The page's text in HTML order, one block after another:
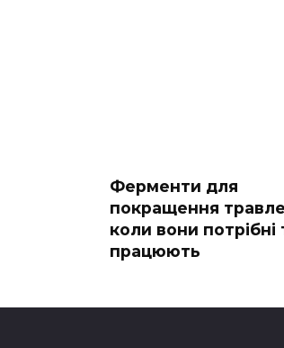
Ферменти для
покращення
коли вони потрібні
працюють